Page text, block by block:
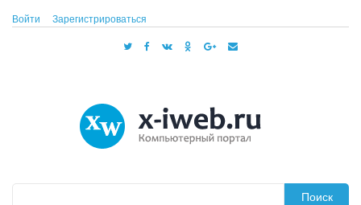
Войти Зарегистрироваться
Поиск